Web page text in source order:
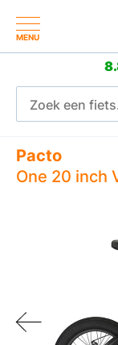
MENU
Pacto
One 20 inch